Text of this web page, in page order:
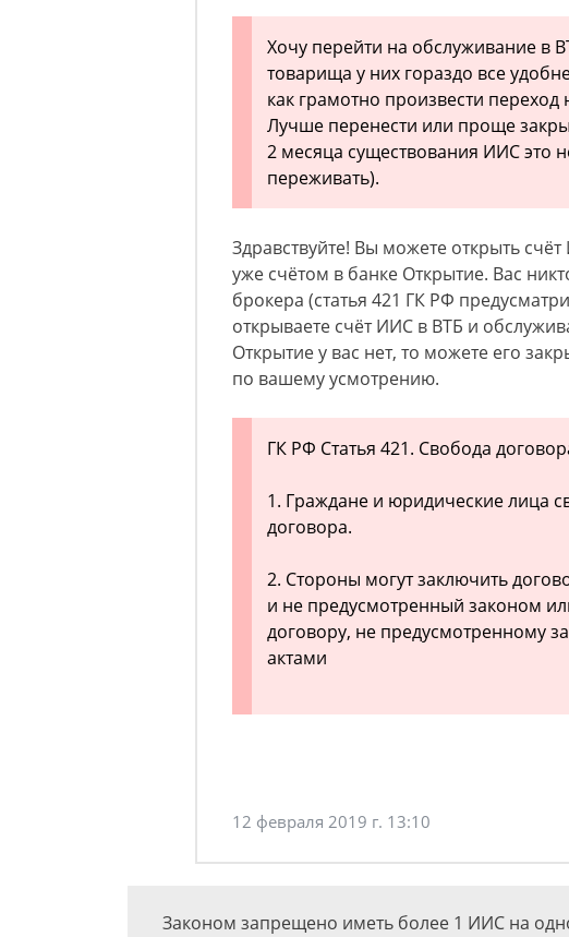
Хочу перейти на обслуживание в
товарища у них гораздо все
как грамотно произвести
Лучше перенести или проще
2 месяца существования ИИС это
переживать).
Здравствуйте! Вы можете открыть
уже счётом в банке Открытие. Вас
брокера (статья 421 ГК РФ
открываете счёт ИИС в ВТБ и
Открытие у вас нет, то можете его
по вашему усмотрению.
ГК РФ Статья 421. Свобода
1. Граждане и юридические лица
договора.
2. Стороны могут заключить
и не предусмотренный законом
договору, не предусмотренному
актами
12 февраля 2019 г. 13:10
Законом запрещено иметь более 1 ИИС на